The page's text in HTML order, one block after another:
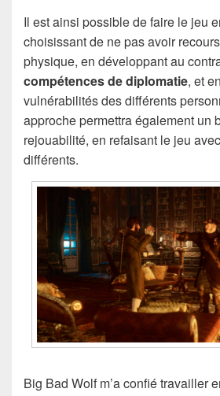
Il est ainsi possible de faire le jeu
choisissant de ne pas avoir
physique, en développant au
compétences de diplomatie, et
vulnérabilités des différents
approche permettra également un
rejouabilité, en refaisant le jeu
différents.
Big Bad Wolf m’a confié travailler